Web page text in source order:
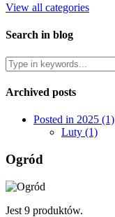
View all categories
Search in blog
Archived posts
Posted in 2025 (1)
Luty (1)
Ogród
Jest 9 produktów.